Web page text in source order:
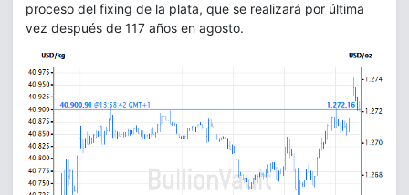
proceso del fixing de la plata, que se realizará por última
vez después de 117 años en agosto.